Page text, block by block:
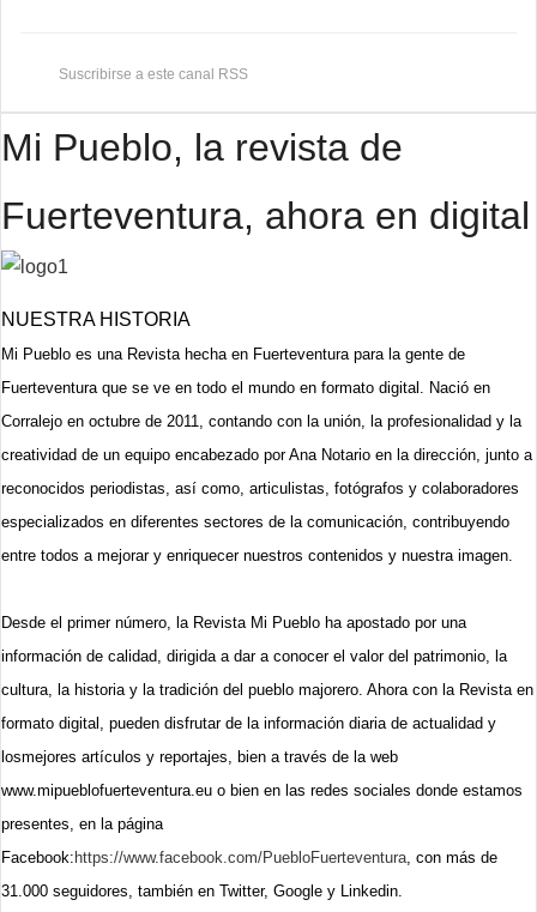
Suscribirse a este canal RSS
Mi Pueblo, la revista de
Fuerteventura, ahora en digital
NUESTRA HISTORIA
Mi Pueblo es una Revista hecha en Fuerteventura para la gente de
Fuerteventura que se ve en todo el mundo en formato digital. Nació en
Corralejo en octubre de 2011, contando con la unión, la profesionalidad y la
creatividad de un equipo encabezado por Ana Notario en la dirección, junto a
reconocidos periodistas, así como, articulistas, fotógrafos y colaboradores
especializados en diferentes sectores de la comunicación, contribuyendo
entre todos a mejorar y enriquecer nuestros contenidos y nuestra imagen.
Desde el primer número, la Revista Mi Pueblo ha apostado por una
información de calidad, dirigida a dar a conocer el valor del patrimonio, la
cultura, la historia y la tradición del pueblo majorero. Ahora con la Revista en
formato digital, pueden disfrutar de la información diaria de actualidad y
losmejores artículos y reportajes, bien a través de la web
www.mipueblofuerteventura.eu o bien en las redes sociales donde estamos
presentes, en la página
Facebook: https://www.facebook.com/PuebloFuerteventura, con más de
31.000 seguidores, también en Twitter, Google y Linkedin.